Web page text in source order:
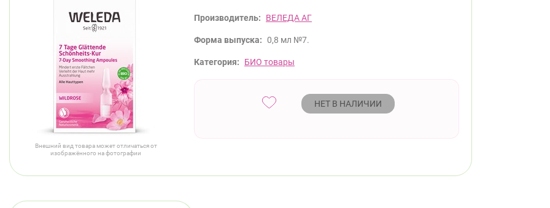
Внешний вид товара может отличаться от
изображённого на фотографии
Производитель: ВЕЛЕДА АГ
Форма выпуска: 0,8 мл №7.
Категория: БИО товары
НЕТ В НАЛИЧИИ